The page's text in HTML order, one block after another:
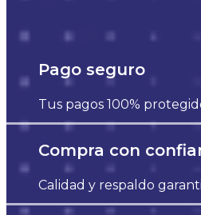
Pago seguro
Tus pagos 100%
Compra con
Calidad y respaldo